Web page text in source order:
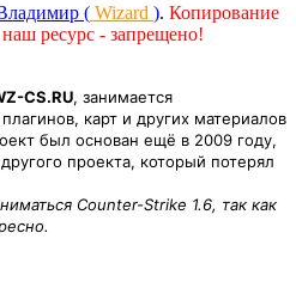
( Wizard ). Копирование
ресурс - запрещено!
CS.RU, занимается
карт и других материалов
был основан ещё в 2009 году,
проекта, который потерял
Counter-Strike 1.6, так как